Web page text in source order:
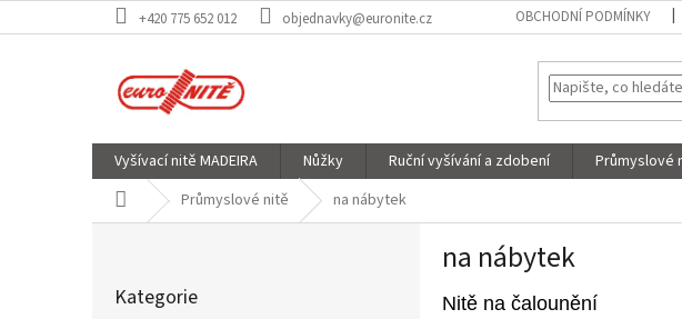
na
+420 775 652 012 objednavky@euronite.cz OBCHODNÍ PODMÍNKY
Vyšívací nitě MADEIRA Nůžky Ruční vyšívání a zdobení Průmyslové
Domů Průmyslové nitě na nábytek
kategorie
Kategorie
na nábytek
Nitě na čalounění